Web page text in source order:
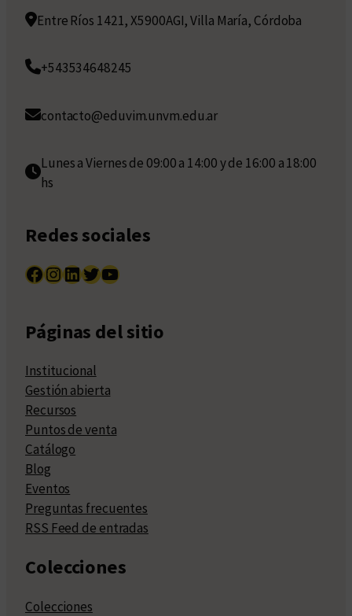
Entre Ríos 1421, X5900AGI, Villa María, Córdoba
+543534648245
contacto@eduvim.unvm.edu.ar
Lunes a Viernes de 09:00 a 14:00 y de 16:00 a 18:00
hs
Redes sociales
Facebook InstagramLinkedIn Twitter YouTube
Páginas del sitio
Institucional
Gestión abierta
Recursos
Puntos de venta
Catálogo
Blog
Eventos
Preguntas frecuentes
RSS Feed de entradas
Colecciones
Colecciones